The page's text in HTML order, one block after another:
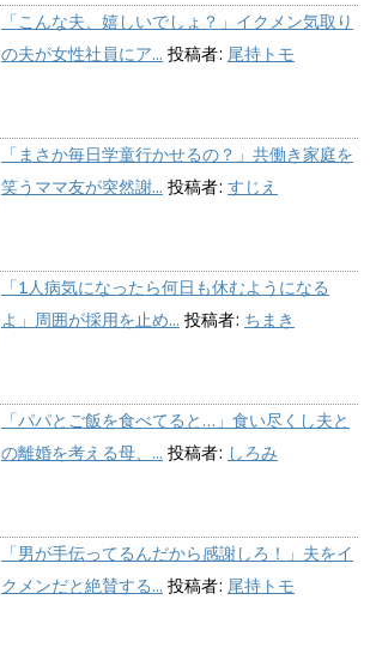
「こんな夫、嬉しいでしょ？」イクメン気取り
の夫が女性社員にア... 投稿者: 尾持トモ
「まさか毎日学童行かせるの？」共働き家庭を
笑うママ友が突然謝... 投稿者: すじえ
「1人病気になったら何日も休むようになる
よ」周囲が採用を止め... 投稿者: ちまき
「パパとご飯を食べてると…」食い尽くし夫と
の離婚を考える母、... 投稿者: しろみ
「男が手伝ってるんだから感謝しろ！」夫をイ
クメンだと絶賛する... 投稿者: 尾持トモ